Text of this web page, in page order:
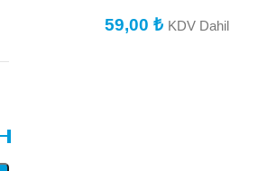
59,00 ₺ KDV Dahil